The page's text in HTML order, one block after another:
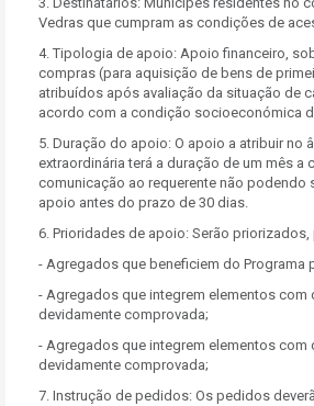
Vedras que cumpram as condições de
4. Tipologia de apoio: Apoio financeiro,
compras (para aquisição de bens de
atribuídos após avaliação da situação de
acordo com a condição socioeconómica
5. Duração do apoio: O apoio a atribuir no
extraordinária terá a duração de um mês a
comunicação ao requerente não podendo
apoio antes do prazo de 30 dias.
6. Prioridades de apoio: Serão
- Agregados que beneficiem do Programa
- Agregados que integrem elementos com
devidamente comprovada;
- Agregados que integrem elementos com
devidamente comprovada;
7. Instrução de pedidos: Os pedidos